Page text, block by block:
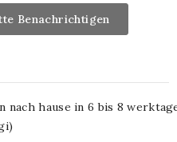
Benachrichtigen
hause in 6 bis 8